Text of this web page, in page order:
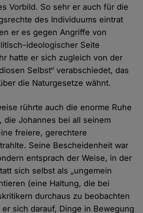
Vorbild. So sehr er auch für die
des Individuums eintrat
er es gegen Angriffe von
ideologischer Seite
hatte er sich zugleich von der
Selbst“ verabschiedet, das
die Naturgesetze wähnt.
rührte auch die enorme Ruhe
die Johannes bei all seinem
freiere, gerechtere
Seine Bescheidenheit war
entsprach der Weise, in der
sich selbst als „ungemein
(eine Haltung, die bei
durchaus zu beobachten
sich darauf, Dinge in Bewegung